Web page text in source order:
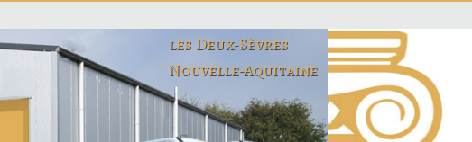
les Deux-Sèvres
Nouvelle-Aquitaine